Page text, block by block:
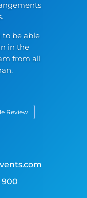
to be able
in the
from all
Review